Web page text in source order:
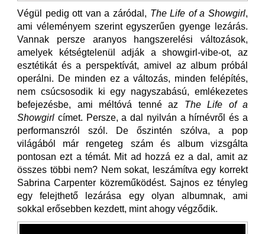
Végül pedig ott van a záródal, The Life of a Showgirl,
ami véleményem szerint egyszerűen gyenge lezárás.
Vannak persze aranyos hangszerelési változások,
amelyek kétségtelenül adják a showgirl-vibe-ot, az
esztétikát és a perspektívát, amivel az album próbál
operálni. De minden ez a változás, minden felépítés,
nem csúcsosodik ki egy nagyszabású, emlékezetes
befejezésbe, ami méltóvá tenné az The Life of a
Showgirl címet. Persze, a dal nyilván a hírnévről és a
performanszról szól. De őszintén szólva, a pop
világából már rengeteg szám és album vizsgálta
pontosan ezt a témát. Mit ad hozzá ez a dal, amit az
összes többi nem? Nem sokat, leszámítva egy korrekt
Sabrina Carpenter közreműködést. Sajnos ez tényleg
egy felejthető lezárása egy olyan albumnak, ami
sokkal erősebben kezdett, mint ahogy végződik.